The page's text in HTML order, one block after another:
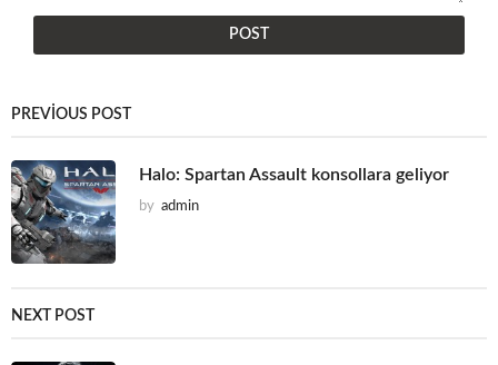
PREVIOUS POST
Halo: Spartan Assault konsollara geliyor
by admin
NEXT POST